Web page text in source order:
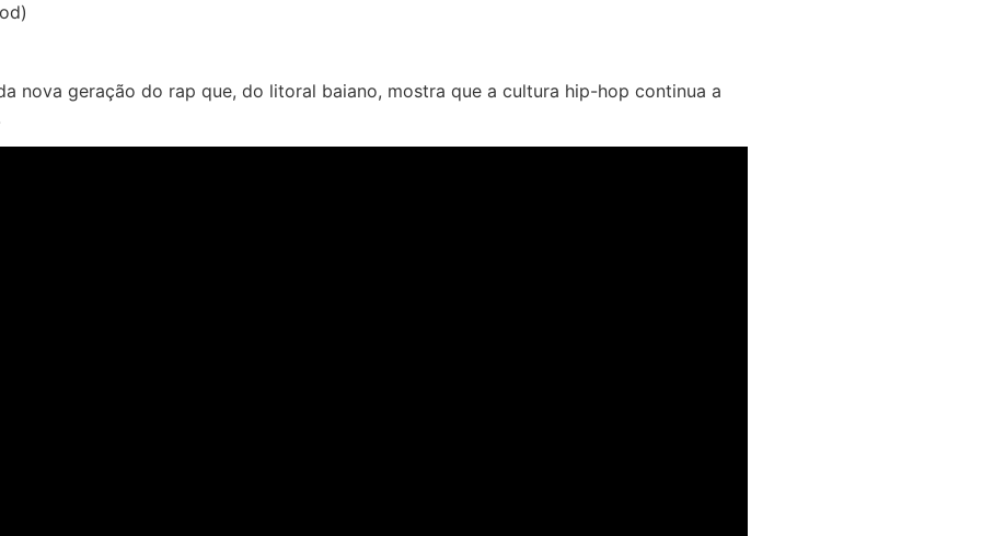
nova geração do rap que, do litoral baiano, mostra que a cultura hip-hop continua a